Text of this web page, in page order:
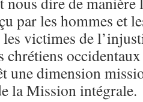
par les hommes et
victimes de
chrétiens
une dimension
la Mission intégrale.